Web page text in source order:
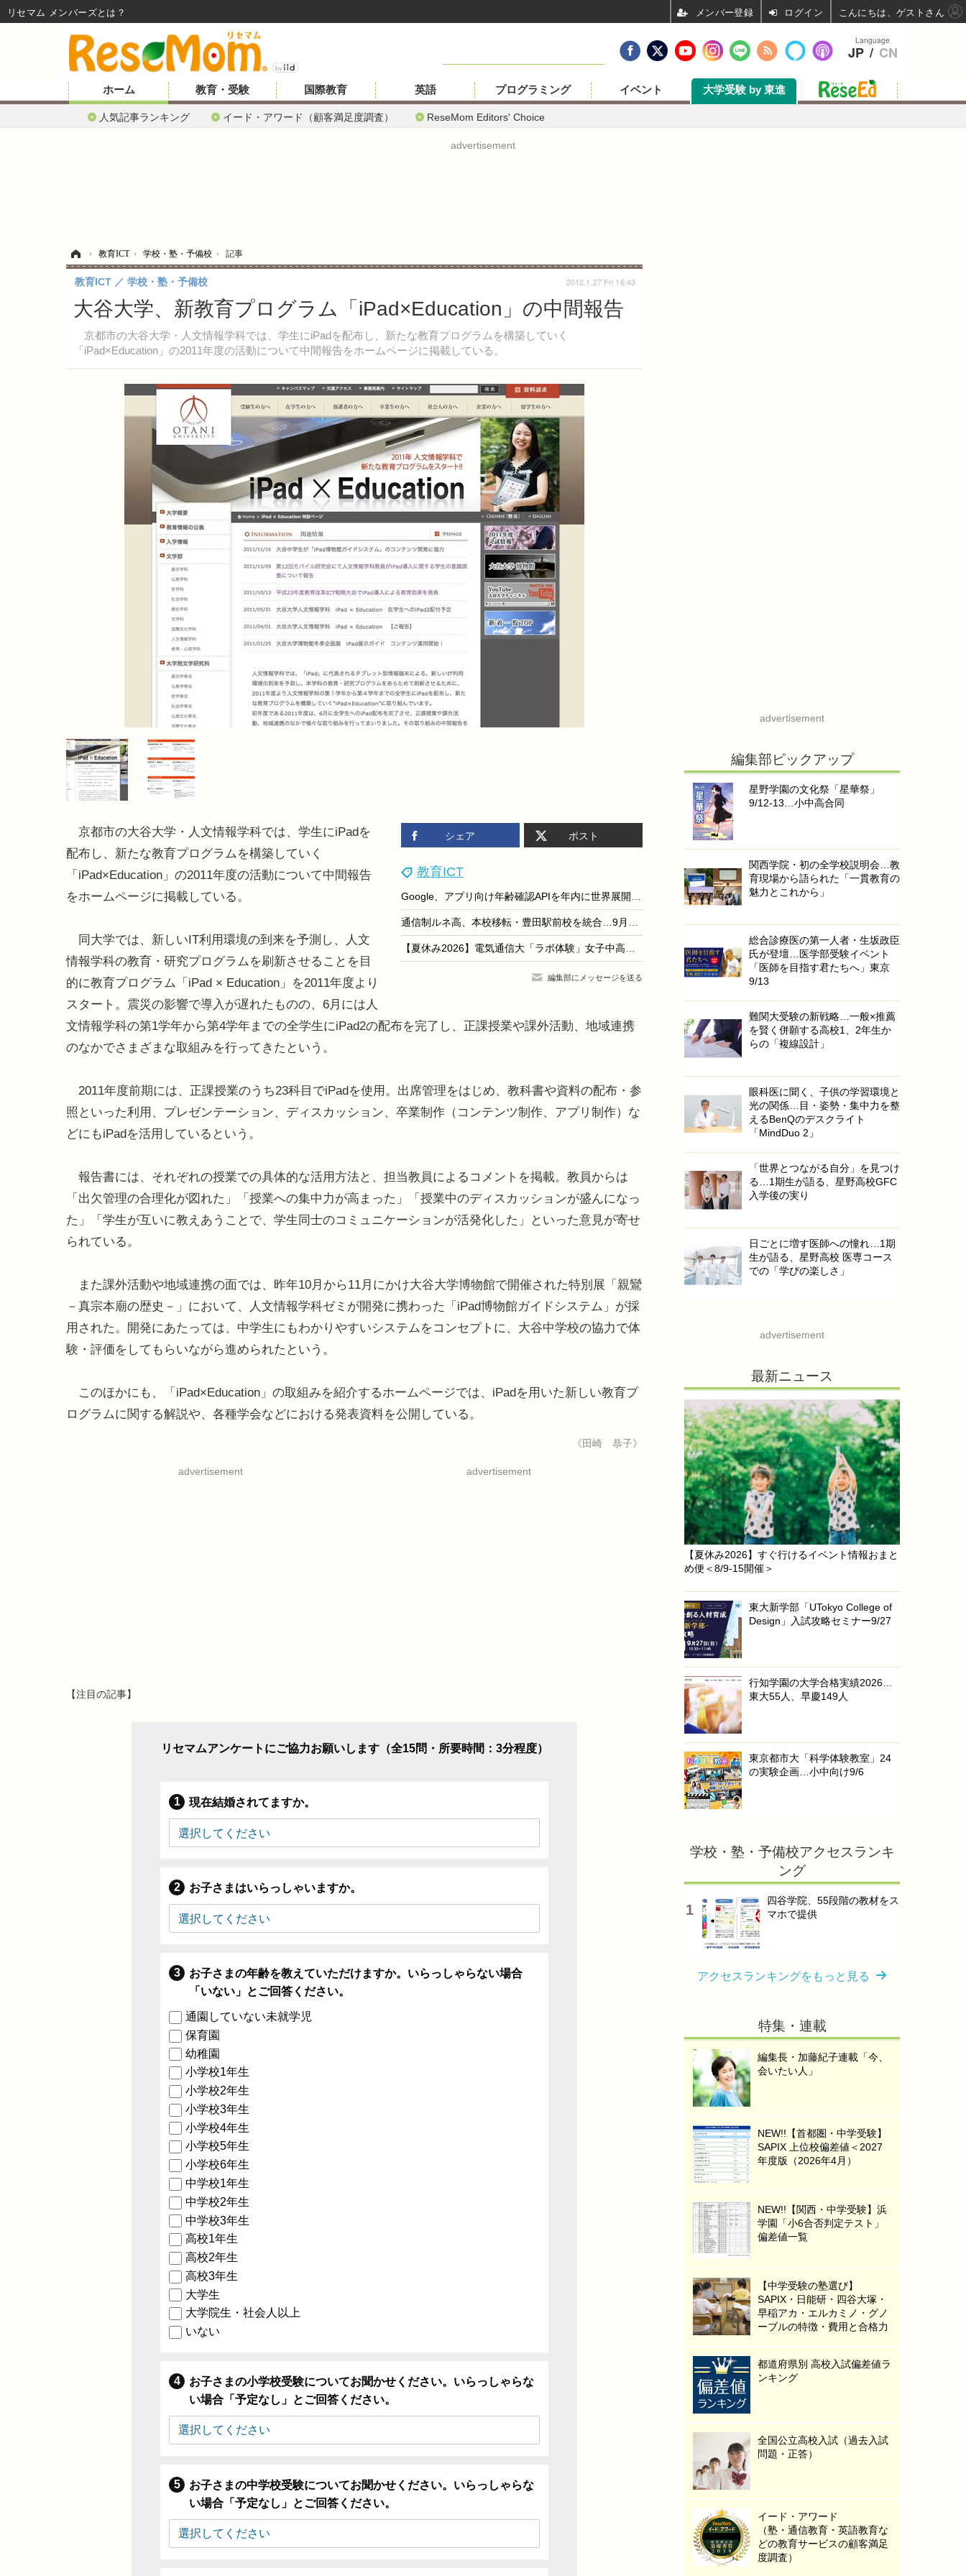
ホーム
人気記事ランキング イード・アワード（顧客満足度調査） ReseMom Editors' Choice
教育・受験 国際教育 英語 プログラミング イベント 大学受験 by 東進
advertisement
› 教育ICT › 学校・塾・予備校 › 記事
大谷大学、新教育プログラム「iPad×Education」の中間報告
京都市の大谷大学・人文情報学科では、学生にiPadを配布し、新たな教育プログラムを構築していく
「iPad×Education」の2011年度の活動について中間報告をホームページに掲載している。
教育ICT 学校・塾・予備校 2012.1.27 Fri 16:43
シェア ポスト
教育ICT
Google、アプリ向け年齢確認APIを年内に世界展開…未成年者保護を強化
通信制ルネ高、本校移転・豊田駅前校を統合…9月開校
【夏休み2026】電気通信大「ラボ体験」女子中高生向け8/21
編集部にメッセージを送る
京都市の大谷大学・人文情報学科では、学生にiPadを
配布し、新たな教育プログラムを構築していく
「iPad×Education」の2011年度の活動について中間報告
をホームページに掲載している。
同大学では、新しいIT利用環境の到来を予測し、人文
情報学科の教育・研究プログラムを刷新させることを目
的に教育プログラム「iPad × Education」を2011年度より
スタート。震災の影響で導入が遅れたものの、6月には人
文情報学科の第1学年から第4学年までの全学生にiPad2の配布を完了し、正課授業や課外活動、地域連携
のなかでさまざまな取組みを行ってきたという。
2011年度前期には、正課授業のうち23科目でiPadを使用。出席管理をはじめ、教科書や資料の配布・参
照といった利用、プレゼンテーション、ディスカッション、卒業制作（コンテンツ制作、アプリ制作）な
どにもiPadを活用しているという。
報告書には、それぞれの授業での具体的な活用方法と、担当教員によるコメントを掲載。教員からは
「出欠管理の合理化が図れた」「授業への集中力が高まった」「授業中のディスカッションが盛んになっ
た」「学生が互いに教えあうことで、学生同士のコミュニケーションが活発化した」といった意見が寄せ
られている。
また課外活動や地域連携の面では、昨年10月から11月にかけ大谷大学博物館で開催された特別展「親鸞
－真宗本廟の歴史－」において、人文情報学科ゼミが開発に携わった「iPad博物館ガイドシステム」が採
用された。開発にあたっては、中学生にもわかりやすいシステムをコンセプトに、大谷中学校の協力で体
験・評価をしてもらいながら進められたという。
このほかにも、「iPad×Education」の取組みを紹介するホームページでは、iPadを用いた新しい教育プ
ログラムに関する解説や、各種学会などにおける発表資料を公開している。
《田崎 恭子》
advertisement advertisement
【注目の記事】
リセマムアンケートにご協力お願いします（全15問・所要時間：3分程度）
現在結婚されてますか。
お子さまはいらっしゃいますか。
お子さまの年齢を教えていただけますか。いらっしゃらない場合
「いない」とご回答ください。
通園していない未就学児
保育園
幼稚園
小学校1年生
小学校2年生
小学校3年生
小学校4年生
小学校5年生
小学校6年生
中学校1年生
中学校2年生
中学校3年生
高校1年生
高校2年生
高校3年生
大学生
大学院生・社会人以上
いない
お子さまの小学校受験についてお聞かせください。いらっしゃらな
い場合「予定なし」とご回答ください。
お子さまの中学校受験についてお聞かせください。いらっしゃらな
い場合「予定なし」とご回答ください。
advertisement
編集部ピックアップ
星野学園の文化祭「星華祭」
9/12-13…小中高合同
関西学院・初の全学校説明会…教
育現場から語られた「一貫教育の
魅力とこれから」
総合診療医の第一人者・生坂政臣
氏が登壇…医学部受験イベント
「医師を目指す君たちへ」東京
9/13
難関大受験の新戦略…一般×推薦
を賢く併願する高校1、2年生か
らの「複線設計」
眼科医に聞く、子供の学習環境と
光の関係…目・姿勢・集中力を整
えるBenQのデスクライト
「MindDuo 2」
「世界とつながる自分」を見つけ
る…1期生が語る、星野高校GFC
入学後の実り
日ごとに増す医師への憧れ…1期
生が語る、星野高校 医専コース
での「学びの楽しさ」
advertisement
最新ニュース
【夏休み2026】すぐ行けるイベント情報おまと
め便＜8/9-15開催＞
東大新学部「UTokyo College of
Design」入試攻略セミナー9/27
行知学園の大学合格実績2026…
東大55人、早慶149人
東京都市大「科学体験教室」24
の実験企画…小中向け9/6
学校・塾・予備校アクセスランキ
ング
四谷学院、55段階の教材をス
マホで提供
アクセスランキングをもっと見る
特集・連載
編集長・加藤紀子連載「今、
会いたい人」
NEW!!【首都圏・中学受験】
SAPIX 上位校偏差値＜2027
年度版（2026年4月）
NEW!!【関西・中学受験】浜
学園「小6合否判定テスト」
偏差値一覧
【中学受験の塾選び】
SAPIX・日能研・四谷大塚・
早稲アカ・エルカミノ・グノ
ーブルの特徴・費用と合格力
都道府県別 高校入試偏差値ラ
ンキング
全国公立高校入試（過去入試
問題・正答）
イード・アワード
（塾・通信教育・英語教育な
どの教育サービスの顧客満足
度調査）
Language
JP / CN
リセマム メンバーズ ログイン こんにちは、ゲストさん